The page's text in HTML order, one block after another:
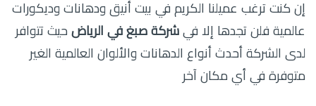
إن كنت ترغب عميلنا الكريم في بيت أنيق ودهانات وديكورات
عالمية فلن تجدها إلا في شركة صبغ في الرياض حيث تتوافر
لدى الشركة أحدث أنواع الدهانات والألوان العالمية الغير
متوفرة في أي مكان آخر